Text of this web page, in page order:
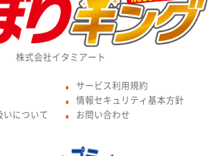
株式会社イタミアート
について
● サービス利用規約
● 情報セキュリティ基本方針
● お問い合わせ